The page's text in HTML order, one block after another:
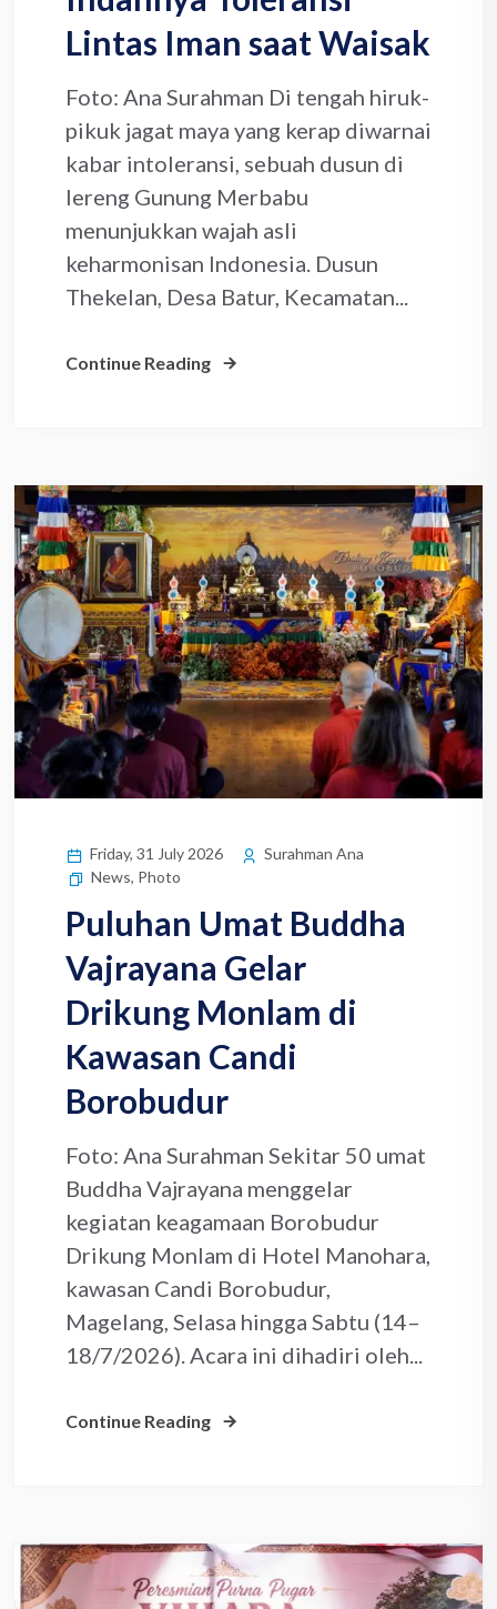
Lintas Iman saat Waisak
Foto: Ana Surahman Di tengah hiruk-
pikuk jagat maya yang kerap diwarnai
kabar intoleransi, sebuah dusun di
lereng Gunung Merbabu
menunjukkan wajah asli
keharmonisan Indonesia. Dusun
Thekelan, Desa Batur, Kecamatan...
Continue Reading
Friday, 31 July 2026
Surahman Ana
News, Photo
Puluhan Umat Buddha
Vajrayana Gelar
Drikung Monlam di
Kawasan Candi
Borobudur
Foto: Ana Surahman Sekitar 50 umat
Buddha Vajrayana menggelar
kegiatan keagamaan Borobudur
Drikung Monlam di Hotel Manohara,
kawasan Candi Borobudur,
Magelang, Selasa hingga Sabtu (14–
18/7/2026). Acara ini dihadiri oleh...
Continue Reading